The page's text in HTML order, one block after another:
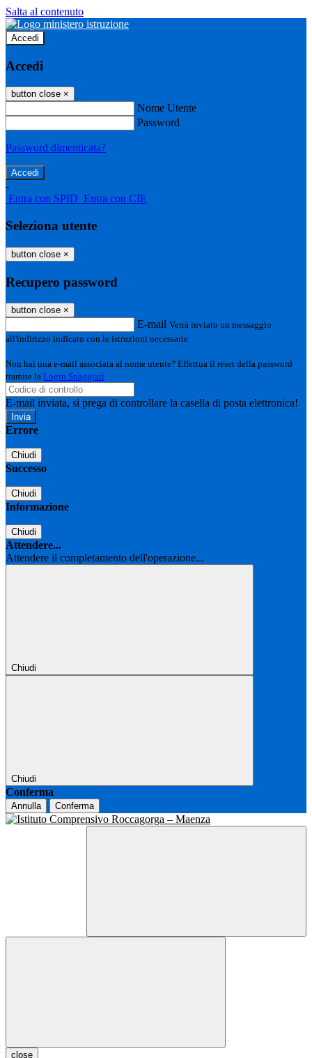
Salta al contenuto
Accedi
Accedi
button close ×
Nome Utente
Password
Password dimenticata?
-
Entra con SPID Entra con CIE
Seleziona utente
button close ×
Recupero password
button close ×
E-mail Verrà inviato un messaggio
all'indirizzo indicato con le istruzioni necessarie.
Non hai una e-mail associata al nome utente? Effettua il reset della password
tramite la Login Spaggiari
E-mail inviata, si prega di controllare la casella di posta elettronica!
Errore
Chiudi
Successo
Chiudi
Informazione
Chiudi
Attendere...
Attendere il completamento dell'operazione...
Chiudi
Chiudi
Conferma
Annulla Conferma
close